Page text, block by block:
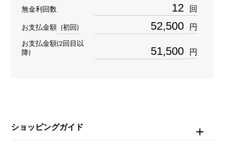
石種
ダイヤモンド 約1.500ct
重量
無金利回数 回
お支払金額 (初回) 円
お支払金額(2回目以
降)
円
ショッピングガイド